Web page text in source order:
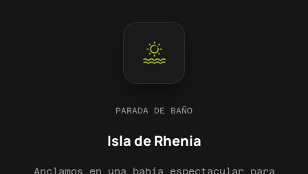
PARADA DE BAÑO
Isla de Rhenia
Anclamos en una bahía espectacular para